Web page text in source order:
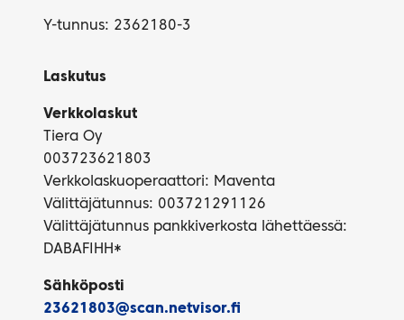
Y-tunnus: 2362180-3
Laskutus
Verkkolaskut
Tiera Oy
003723621803
Verkkolaskuoperaattori: Maventa
Välittäjätunnus: 003721291126
Välittäjätunnus pankkiverkosta lähettäessä:
DABAFIHH*
Sähköposti
23621803@scan.netvisor.fi